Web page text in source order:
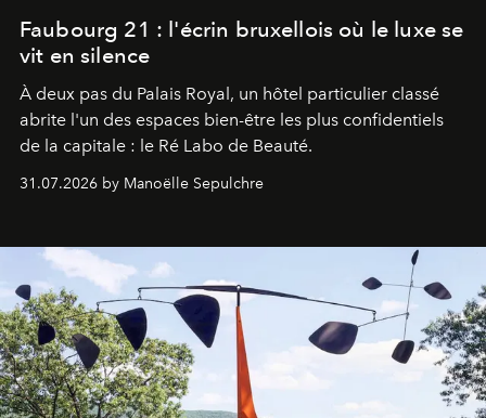
Faubourg 21 : l'écrin bruxellois où le luxe se
vit en silence
À deux pas du Palais Royal, un hôtel particulier classé
abrite l'un des espaces bien-être les plus confidentiels
de la capitale : le Ré Labo de Beauté.
31.07.2026 by Manoëlle Sepulchre